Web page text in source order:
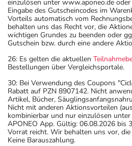
einzulösen unter www.aponeo.de
Eingabe des Gutscheincodes im
Vorteils automatisch vom
behalten uns das Recht vor, die
wichtigen Grundes zu beenden oder
Gutschein bzw. durch eine andere
26: Es gelten die aktuellen
Bestellungen über Vergleichsportale.
30: Bei Verwendung des Coupons
Rabatt auf PZN 8907142. Nicht
Artikel, Bücher,
Nicht mit anderen Aktionsvorteilen
kombinierbar und nur einzulösen
APONEO App. Gültig: 06.08.2026 bis
Vorrat reicht. Wir behalten uns vor,
Keine Barauszahlung.